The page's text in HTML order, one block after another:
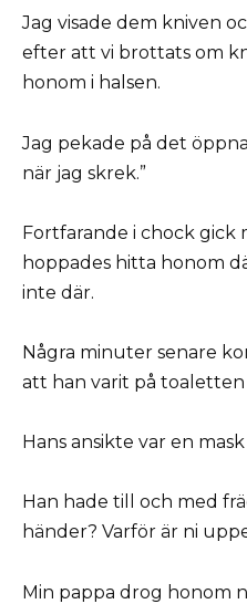
Jag visade dem kniven
efter att vi brottats om
honom i halsen.
Jag pekade på det
när jag skrek.”
Fortfarande i chock gick
hoppades hitta honom
inte där.
Några minuter senare
att han varit på toaletten
Hans ansikte var en
Han hade till och med
händer? Varför är ni
Min pappa drog honom